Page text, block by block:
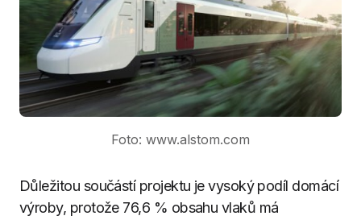
Foto: www.alstom.com
Důležitou součástí projektu je vysoký podíl domácí
výroby, protože 76,6 % obsahu vlaků má